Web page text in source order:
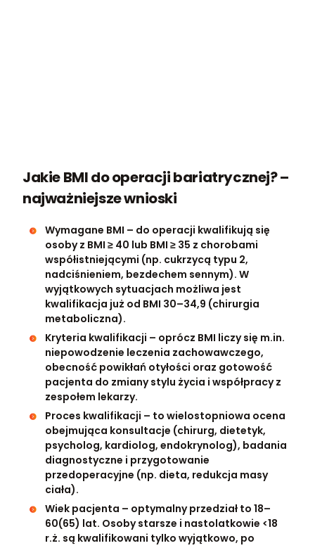
Jakie BMI do operacji bariatrycznej? –
najważniejsze wnioski
Wymagane BMI – do operacji kwalifikują się
osoby z BMI ≥ 40 lub BMI ≥ 35 z chorobami
współistniejącymi (np. cukrzycą typu 2,
nadciśnieniem, bezdechem sennym). W
wyjątkowych sytuacjach możliwa jest
kwalifikacja już od BMI 30–34,9 (chirurgia
metaboliczna).
Kryteria kwalifikacji – oprócz BMI liczy się m.in.
niepowodzenie leczenia zachowawczego,
obecność powikłań otyłości oraz gotowość
pacjenta do zmiany stylu życia i współpracy z
zespołem lekarzy.
Proces kwalifikacji – to wielostopniowa ocena
obejmująca konsultacje (chirurg, dietetyk,
psycholog, kardiolog, endokrynolog), badania
diagnostyczne i przygotowanie
przedoperacyjne (np. dieta, redukcja masy
ciała).
Wiek pacjenta – optymalny przedział to 18–
60(65) lat. Osoby starsze i nastolatkowie <18
r.ż. są kwalifikowani tylko wyjątkowo, po